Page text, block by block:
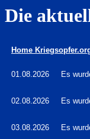
Die
Home
01.08.2026 Es
02.08.2026 Es
03.08.2026 Es